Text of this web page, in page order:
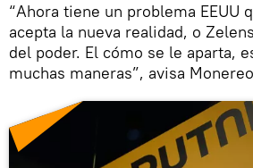
“Ahora tiene un problema EEUU
acepta la nueva realidad, o
del poder. El cómo se le aparta,
muchas maneras”, avisa